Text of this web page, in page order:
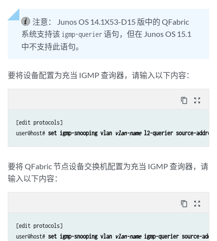
注意：
Junos OS 14.1X53-D15 版中的 QFabric
系统支持该 igmp-querier语句，但在 Junos OS 15.1
中不支持此语句。
要将设备配置为充当 IGMP 查询器，请输入以下内容：
content_copy zoom_out_map
[edit protocols]
user@host# set igmp-snooping vlan vlan-name l2-querier source-
要将 QFabric 节点设备交换机配置为充当 IGMP 查询器，请
输入以下内容：
content_copy zoom_out_map
[edit protocols]
user@host# set igmp-snooping vlan vlan-name igmp-querier source-